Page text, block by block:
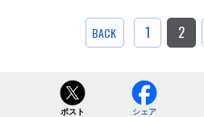
BACK 1 2
ポスト シェア